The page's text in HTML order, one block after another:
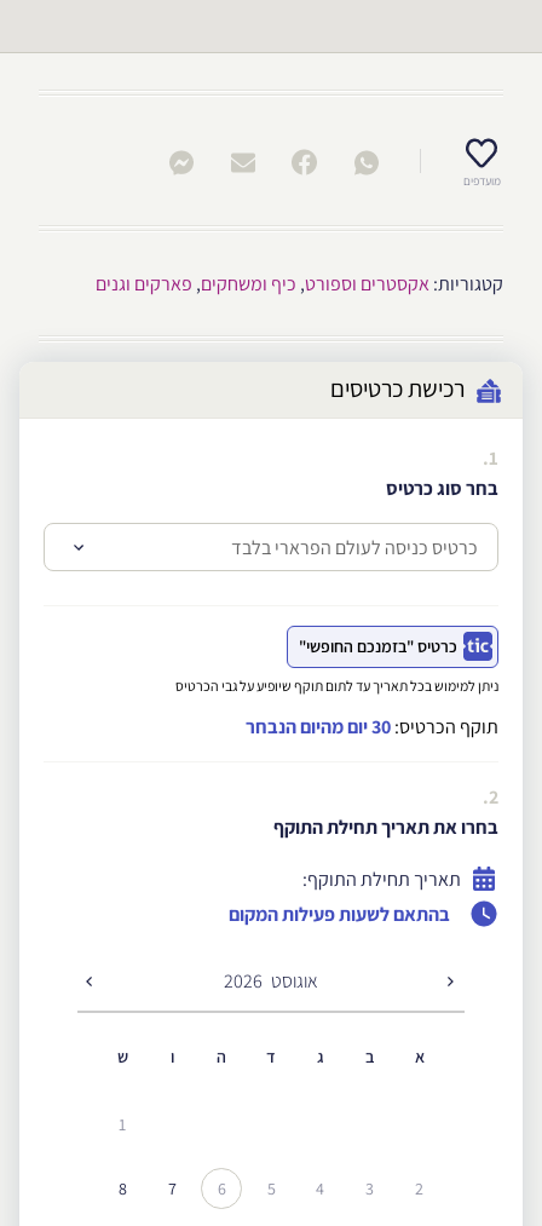
מועדפים
קטגוריות:אקסטרים וספורט, כיף ומשחקים, פארקים וגנים
רכישת כרטיסים
1.
בחר סוג כרטיס
כרטיס "בזמנכם החופשי"
ניתן למימוש בכל תאריך עד לתום תוקף שיופיע על גבי הכרטיס
תוקף הכרטיס:30 יום מהיום הנבחר
2.
בחרו את תאריך תחילת התוקף
תאריך תחילת התוקף:
בהתאם לשעות פעילות המקום
אוגוסט 2026
א ב ג ד ה ו ש
1
2
3
4
5
6
7
8